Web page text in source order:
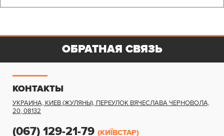
КОНТАКТЫ
УКРАИНА, КИЕВ (ЖУЛЯНЫ), ПЕРЕУЛОК ВЯЧЕСЛАВА ЧЕРНОВОЛА,
20,08132
(067) 129-21-79 (КИЇВСТАР)
ОБРАТНАЯ СВЯЗЬ